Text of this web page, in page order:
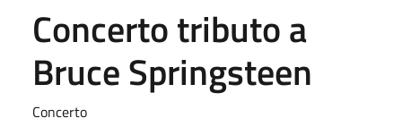
Concerto tributo a
Bruce Springsteen
Concerto